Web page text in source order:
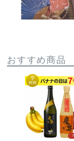
おすすめ商品